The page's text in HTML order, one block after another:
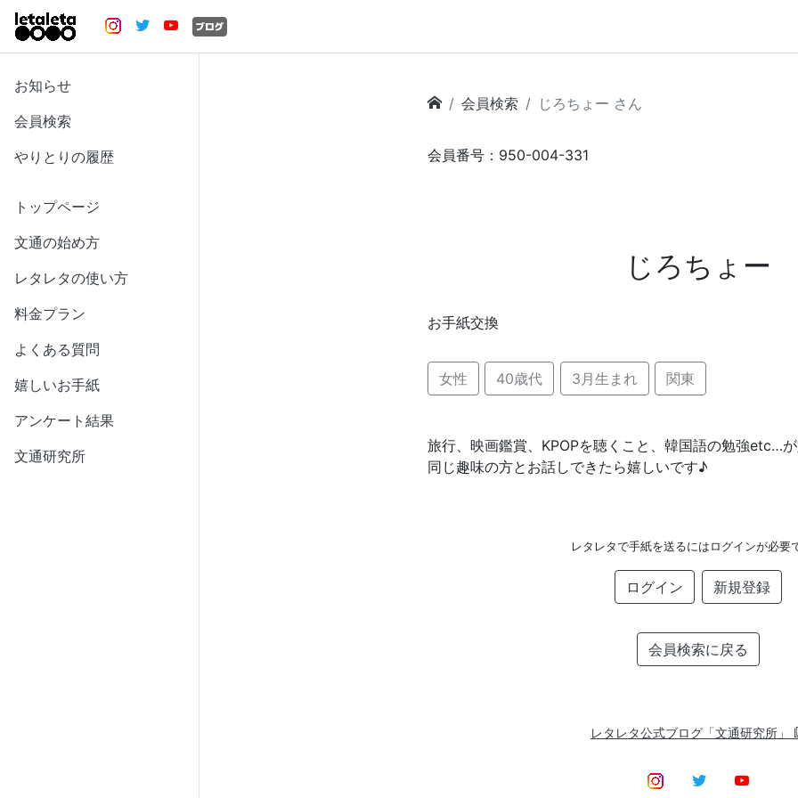
お知らせ
会員検索
やりとりの履歴
トップページ
文通の始め方
レタレタの使い方
料金プラン
よくある質問
嬉しいお手紙
アンケート結果
文通研究所
会員検索 じろちょー さん
会員番号：950-004-331
じろちょー
お手紙交換
女性 40歳代 3月生まれ 関東
旅行、映画鑑賞、KPOPを聴くこと、韓国語の勉強etc…が
同じ趣味の方とお話しできたら嬉しいです♪
レタレタで手紙を送るにはログインが必要
ログイン 新規登録
会員検索に戻る
レタレタ公式ブログ「文通研究所」